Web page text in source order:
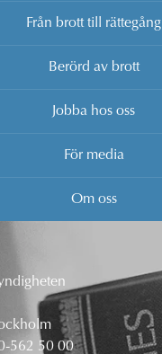
Från brott till rättegång
Berörd av brott
Jobba hos oss
För media
Om oss
562 50 00